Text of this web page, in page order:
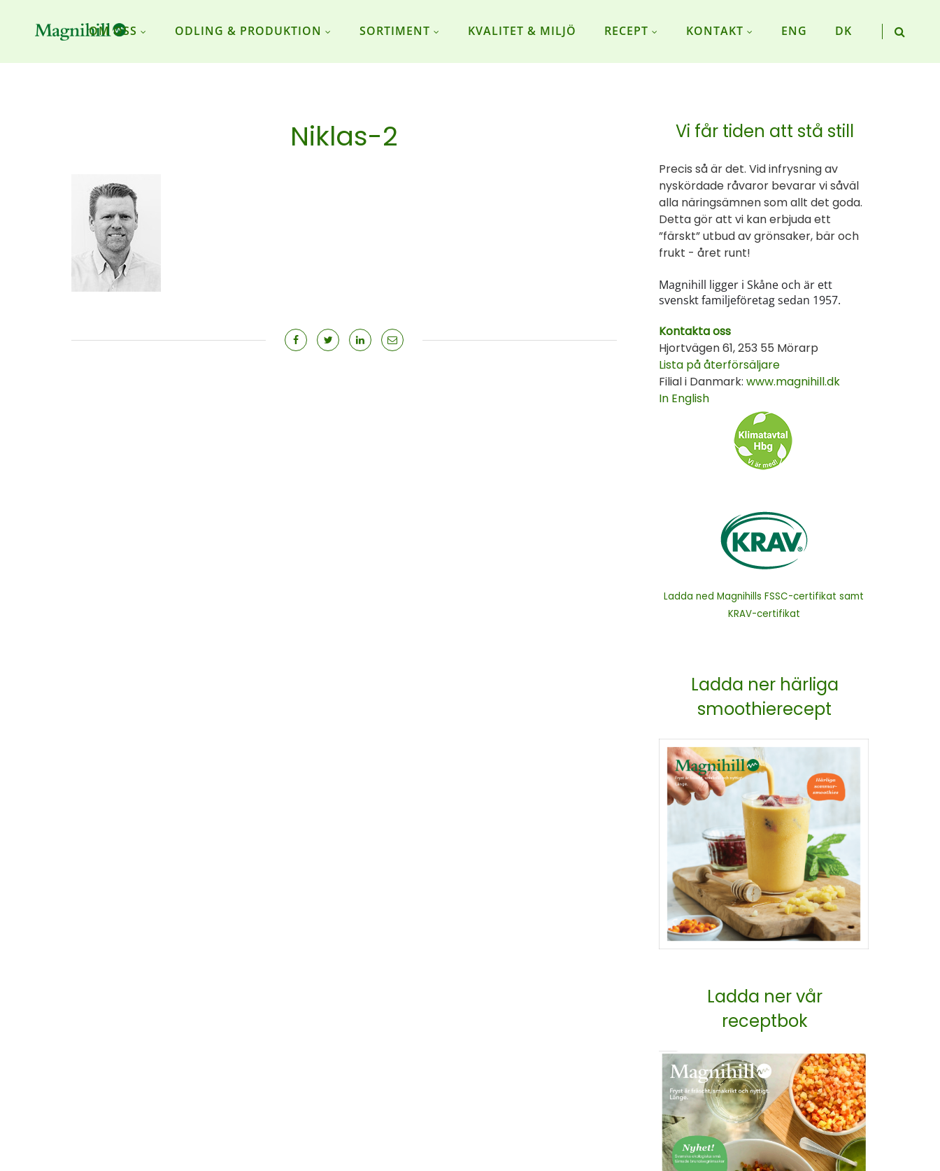
OM OSS ODLING & PRODUKTION SORTIMENT KVALITET & MILJÖ RECEPT KONTAKT ENG DK
Niklas-2 Vi får tiden att stå still
Precis så är det. Vid infrysning av
nyskördade råvaror bevarar vi såväl
alla näringsämnen som allt det goda.
Detta gör att vi kan erbjuda ett
”färskt” utbud av grönsaker, bär och
frukt - året runt!
Magnihill ligger i Skåne och är ett
svenskt familjeföretag sedan 1957.
Kontakta oss
Hjortvägen 61, 253 55 Mörarp
Lista på återförsäljare
Filial i Danmark: www.magnihill.dk
In English
Ladda ned Magnihills FSSC-certifikat samt
KRAV-certifikat
Ladda ner härliga
smoothierecept
Ladda ner vår
receptbok